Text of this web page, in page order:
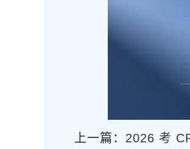
上一篇： 2026 考